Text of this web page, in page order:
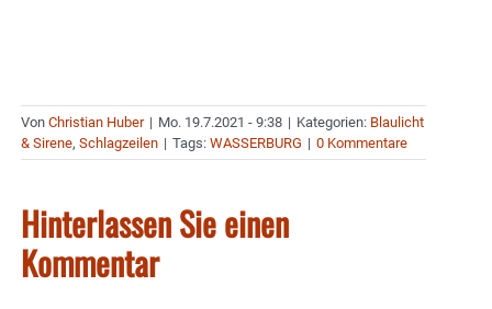
Von Christian Huber | Mo. 19.7.2021 - 9:38 | Kategorien: Blaulicht
& Sirene, Schlagzeilen | Tags: WASSERBURG | 0 Kommentare
Hinterlassen Sie einen
Kommentar